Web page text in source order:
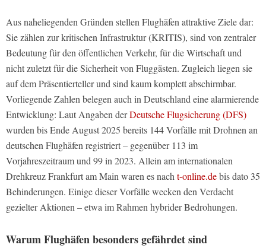
Aus naheliegenden Gründen stellen Flughäfen attraktive Ziele dar:
Sie zählen zur kritischen Infrastruktur (KRITIS), sind von zentraler
Bedeutung für den öffentlichen Verkehr, für die Wirtschaft und
nicht zuletzt für die Sicherheit von Fluggästen. Zugleich liegen sie
auf dem Präsentierteller und sind kaum komplett abschirmbar.
Vorliegende Zahlen belegen auch in Deutschland eine alarmierende
Entwicklung: Laut Angaben derDeutsche Flugsicherung (DFS)
wurden bis Ende August 2025 bereits 144 Vorfälle mit Drohnen an
deutschen Flughäfen registriert – gegenüber 113 im
Vorjahreszeitraum und 99 in 2023. Allein am internationalen
Drehkreuz Frankfurt am Main waren es nacht-online.debis dato 35
Behinderungen. Einige dieser Vorfälle wecken den Verdacht
gezielter Aktionen – etwa im Rahmen hybrider Bedrohungen.
Warum Flughäfen besonders gefährdet sind